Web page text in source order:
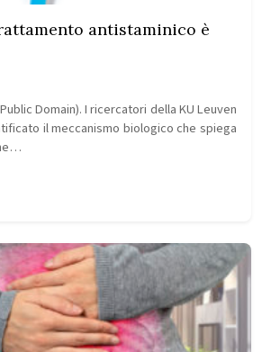
antistaminico è
Domain). I ricercatori della KU Leuven
il meccanismo biologico che spiega